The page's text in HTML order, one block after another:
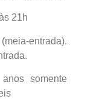
21h
entrada).
somente